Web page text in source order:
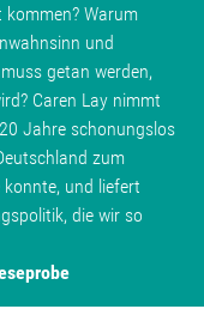
kommen? Warum
und
getan werden,
Caren Lay nimmt
Jahre schonungslos
zum
und liefert
die wir so